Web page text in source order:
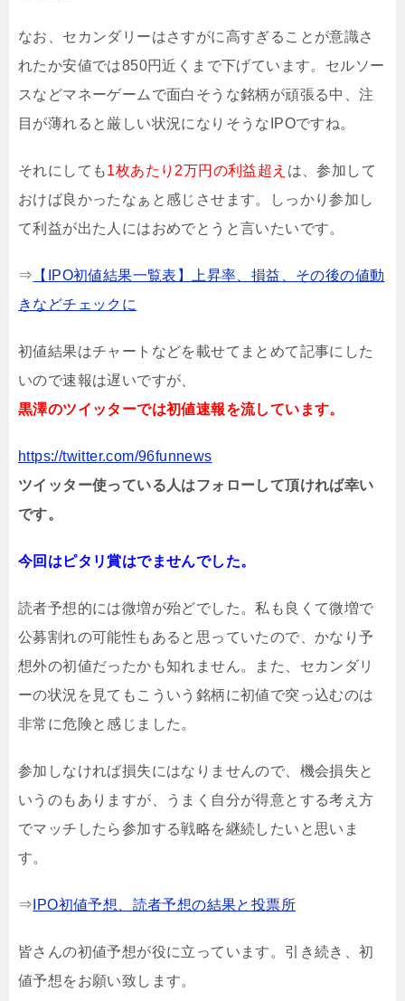
なお、セカンダリーはさすがに高すぎることが意識さ
れたか安値では850円近くまで下げています。セルソー
スなどマネーゲームで面白そうな銘柄が頑張る中、注
目が薄れると厳しい状況になりそうなIPOですね。
それにしても1枚あたり2万円の利益超え は、参加して
おけば良かったなぁと感じさせます。しっかり参加し
て利益が出た人にはおめでとうと言いたいです。
⇒ 【IPO初値結果一覧表】上昇率、損益、その後の値動
きなどチェックに
初値結果はチャートなどを載せてまとめて記事にした
いので速報は遅いですが、
黒澤のツイッターでは初値速報を流しています。
https://twitter.com/96funnews
ツイッター使っている人はフォローして頂ければ幸い
です。
今回はピタリ賞はでませんでした。
読者予想的には微増が殆どでした。私も良くて微増で
公募割れの可能性もあると思っていたので、かなり予
想外の初値だったかも知れません。また、セカンダリ
ーの状況を見てもこういう銘柄に初値で突っ込むのは
非常に危険と感じました。
参加しなければ損失にはなりませんので、機会損失と
いうのもありますが、うまく自分が得意とする考え方
でマッチしたら参加する戦略を継続したいと思いま
す。
⇒ IPO初値予想、読者予想の結果と投票所
皆さんの初値予想が役に立っています。引き続き、初
値予想をお願い致します。